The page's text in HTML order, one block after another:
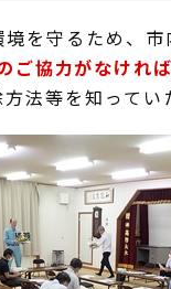
を守るため、
ご協力がなけれ
法等を知ってい